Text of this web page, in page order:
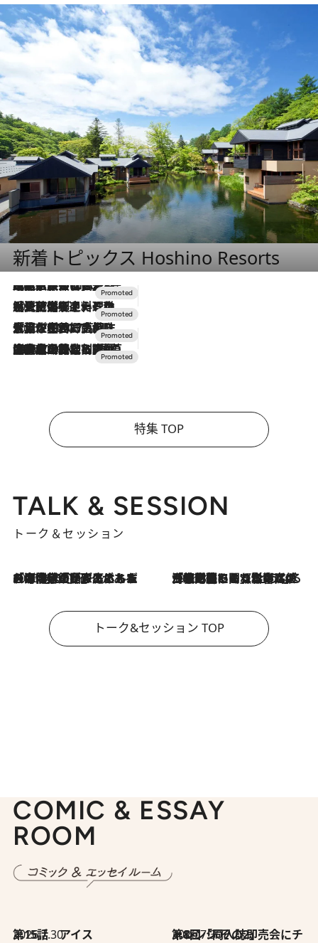
新着トピックス Hoshino Resorts
2026.7.31
【ホテル帰省】という選択肢をOMOが提案。家族とほどよい距離を保つには「昼は実家、夜は気兼ねなくホテルで！」
2026.7.24
【夏限定ディナーコース】旬を迎える稚鮎や花ズッキーニなどをイタリア・トスカーナの郷土料理の手法で満喫！
2026.7.17
「土佐和ハーブかき氷」がOMO7高知に登場！生姜、山椒、大葉など目にも舌にも涼を呼ぶ郷土の味
2026.7.10
NEW OPEN！【界 草津】名湯の地に誕生。趣の異なる2種の温泉と上州ならではの会席・蕎麦割烹など美食を味わう究極の癒やし旅
特集 TOP
TALK & SESSION
トーク＆セッション
2026.8.3
「今後値上げがあるとすれば…」「リスクがあるのは今年の冬」エネルギー専門家が語る、ホルムズ海峡封鎖が家庭にもたらす“ある心配” 2026.8.3
「住宅建てられない…」「サーチャージ料の高値が続いている」ホルムズ海峡封鎖による影響はいつまで続く？《エネルギー専門家に聞く“どうなる日本の暮らし”》
トーク&セッション TOP
COMIC & ESSAY
ROOM
2026.7.30
第15話 アイス 2026.7.30
第8回「同人誌即売会にチャレンジ その2」